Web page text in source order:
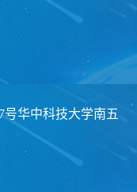
华中科技大学南五